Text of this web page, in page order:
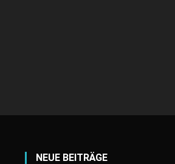
NEUE BEITRÄGE